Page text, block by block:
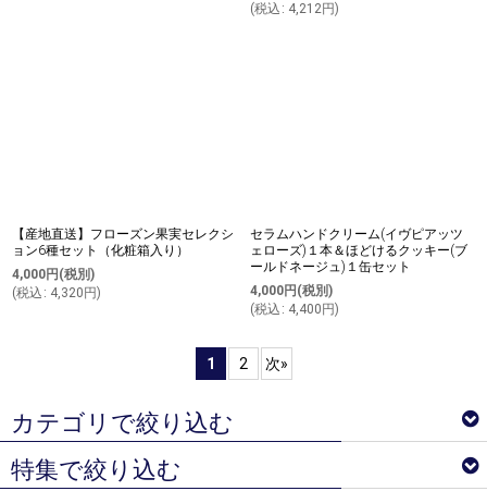
(税込 : 4,212円)
【産地直送】フローズン果実セレクシ
ョン6種セット（化粧箱入り）
4,000円 (税別)
(税込 : 4,320 円)
セラムハンドクリーム(イヴピアッツ
ェローズ)１本＆ほどけるクッキー(ブ
ールドネージュ)１缶セット
4,000円 (税別)
(税込 : 4,400 円)
1 2 次»
カテゴリで絞り込む
トマトクリスタル＆トマトルビー
特集で絞り込む